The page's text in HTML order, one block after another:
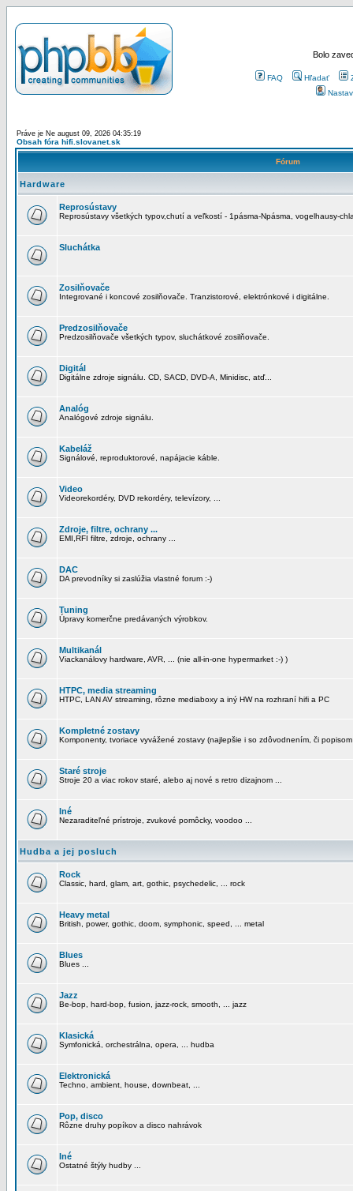
Bolo
FAQ Hľadať
Práve je Ne august 09, 2026 04:35:19
Obsah fóra hifi.slovanet.sk
Fórum
Hardware
Reprosústavy
Reprosústavy všetkých typov,chutí a veľkostí - 1pásma-Npásma, vogelhausy-
Sluchátka
Zosilňovače
Integrované i koncové zosilňovače. Tranzistorové, elektrónkové i digitálne.
Predzosilňovače
Predzosilňovače všetkých typov, sluchátkové zosilňovače.
Digitál
Digitálne zdroje signálu. CD, SACD, DVD-A, Minidisc, atď...
Analóg
Analógové zdroje signálu.
Kabeláž
Signálové, reproduktorové, napájacie káble.
Video
Videorekordéry, DVD rekordéry, televízory, ...
Zdroje, filtre, ochrany ...
EMI,RFI filtre, zdroje, ochrany ...
DAC
DA prevodníky si zaslúžia vlastné forum :-)
Tuning
Úpravy komerčne predávaných výrobkov.
Multikanál
Viackanálovy hardware, AVR, ... (nie all-in-one hypermarket :-) )
HTPC, media streaming
HTPC, LAN AV streaming, rôzne mediaboxy a iný HW na rozhraní hifi a PC
Kompletné zostavy
Komponenty, tvoriace vyvážené zostavy (najlepšie i so zdôvodnením, či
Staré stroje
Stroje 20 a viac rokov staré, alebo aj nové s retro dizajnom ...
Iné
Nezaraditeľné prístroje, zvukové pomôcky, voodoo ...
Hudba a jej posluch
Rock
Classic, hard, glam, art, gothic, psychedelic, ... rock
Heavy metal
British, power, gothic, doom, symphonic, speed, ... metal
Blues
Blues ...
Jazz
Be-bop, hard-bop, fusion, jazz-rock, smooth, ... jazz
Klasická
Symfonická, orchestrálna, opera, ... hudba
Elektronická
Techno, ambient, house, downbeat, ...
Pop, disco
Rôzne druhy popíkov a disco nahrávok
Iné
Ostatné štýly hudby ...